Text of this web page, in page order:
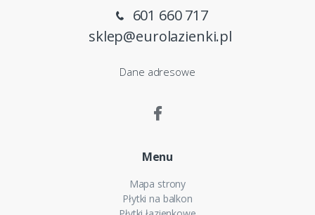
601 660 717
sklep@eurolazienki.pl
Dane adresowe
Menu
Mapa strony
Płytki na balkon